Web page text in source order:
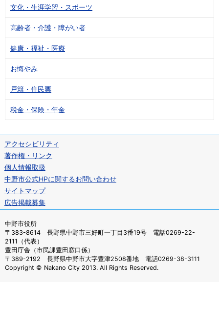
文化・生涯学習・スポーツ
高齢者・介護・障がい者
健康・福祉・医療
お悔やみ
戸籍・住民票
税金・保険・年金
アクセシビリティ
著作権・リンク
個人情報取扱
中野市公式HPに関するお問い合わせ
サイトマップ
広告掲載募集
中野市役所
〒383-8614 長野県中野市三好町一丁目3番19号 電話0269-22-
2111（代表）
豊田庁舎（市民課豊田窓口係）
〒389-2192 長野県中野市大字豊津2508番地 電話0269-38-3111
Copyright © Nakano City 2013. All Rights Reserved.